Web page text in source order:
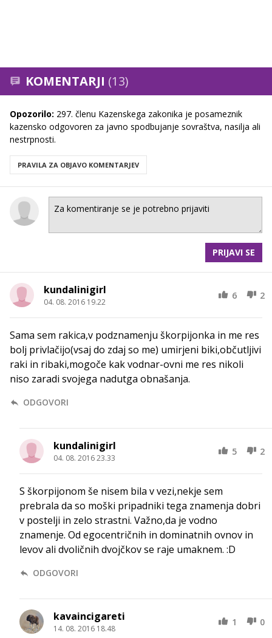
KOMENTARJI (13)
Opozorilo: 297. členu Kazenskega zakonika je posameznik
kazensko odgovoren za javno spodbujanje sovraštva, nasilja ali
nestrpnosti.
PRAVILA ZA OBJAVO KOMENTARJEV
PRIJAVI SE
kundalinigirl
04. 08. 2016 19.22
6 2
Sama sem rakica,v podznamenju škorpijonka in me res
bolj privlačijo(vsaj do zdaj so me) umirjeni biki,občutljivi
raki in ribaki,mogoče kak vodnar-ovni me res nikoli
niso zaradi svojega nadutga obnašanja.
ODGOVORI
kundalinigirl
04. 08. 2016 23.33
5 2
S škorpijonom še nisem bila v vezi,nekje sem
prebrala da so moški pripadniki tega znamenja dobri
v postelji in zelo strastni. Važno,da je vodno
znamenje. Od egocentričnih in dominatnih ovnov in
levov ali dvoličnih dvojčkov se raje umaknem. :D
ODGOVORI
kavaincigareti
14. 08. 2016 18.48
1 0